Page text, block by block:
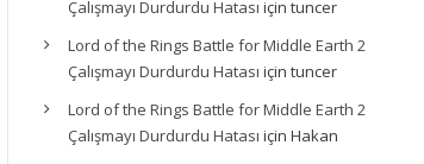
Çalışmayı Durdurdu Hatası için tuncer
Lord of the Rings Battle for Middle Earth 2
Çalışmayı Durdurdu Hatası için tuncer
Lord of the Rings Battle for Middle Earth 2
Çalışmayı Durdurdu Hatası için Hakan